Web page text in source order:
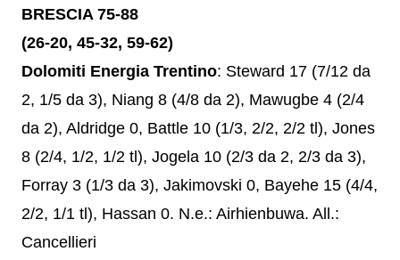
BRESCIA 75-88
(26-20, 45-32, 59-62)
Dolomiti Energia Trentino: Steward 17 (7/12 da
2, 1/5 da 3), Niang 8 (4/8 da 2), Mawugbe 4 (2/4
da 2), Aldridge 0, Battle 10 (1/3, 2/2, 2/2 tl), Jones
8 (2/4, 1/2, 1/2 tl), Jogela 10 (2/3 da 2, 2/3 da 3),
Forray 3 (1/3 da 3), Jakimovski 0, Bayehe 15 (4/4,
2/2, 1/1 tl), Hassan 0. N.e.: Airhienbuwa. All.:
Cancellieri